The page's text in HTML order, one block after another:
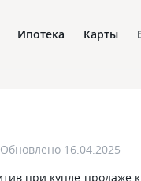
Ипотека Карты
Обновлено 16.04.2025